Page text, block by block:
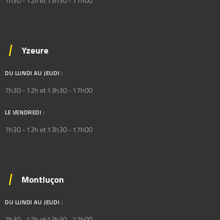
Yzeure
DU LUNDI AU JEUDI :
7h30 - 12h et 13h30 - 17h00
LE VENDREDI :
7h30 - 12h et 13h30 - 17h00
Montluçon
DU LUNDI AU JEUDI :